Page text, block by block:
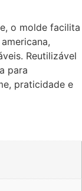
o molde facilita
Reutilizável
para
praticidade e